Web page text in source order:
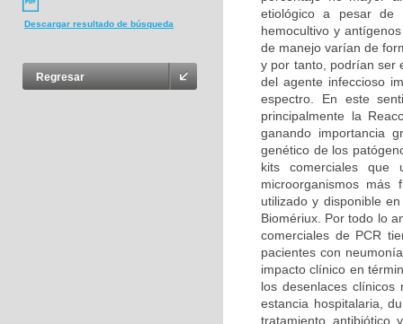
Descargar resultado de búsqueda
Regresar
etiológico a pesar de
hemocultivo y
de manejo varían de
y por tanto, podrían ser
del agente infeccioso
espectro. En este
principalmente la
ganando importancia
genético de los
kits comerciales
microorganismos
utilizado y disponible
Biomériux. Por todo lo
comerciales de PCR
pacientes con
impacto clínico en
los desenlaces
estancia hospitalaria,
tratamiento antibiótico